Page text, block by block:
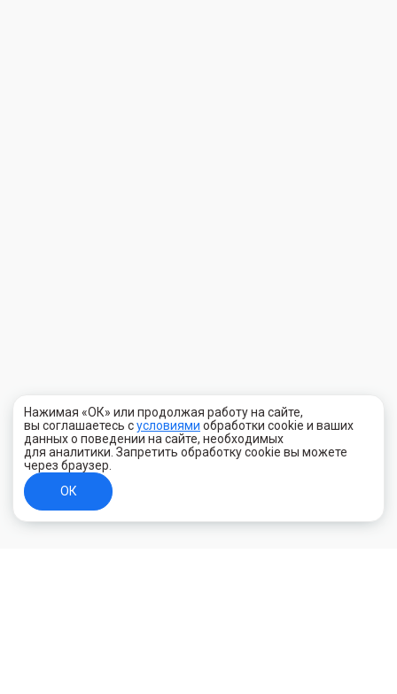
Нажимая «ОК» или продолжая работу на сайте,
вы соглашаетесь сусловиями обработки cookie и ваших
данных о поведении на сайте, необходимых
для аналитики. Запретить обработку cookie вы можете
через браузер.
ОК